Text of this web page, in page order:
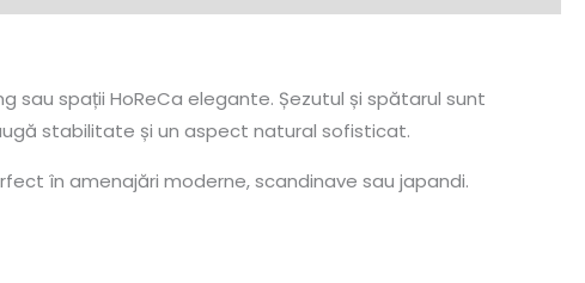
sau spații HoReCa elegante. Șezutul și spătarul sunt
stabilitate și un aspect natural sofisticat.
în amenajări moderne, scandinave sau japandi.